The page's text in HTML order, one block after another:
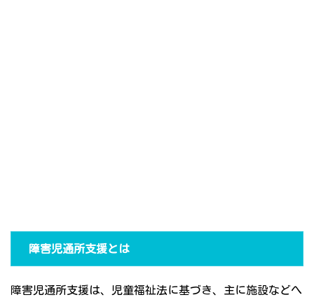
障害児通所支援とは
障害児通所支援は、児童福祉法に基づき、主に施設などへ